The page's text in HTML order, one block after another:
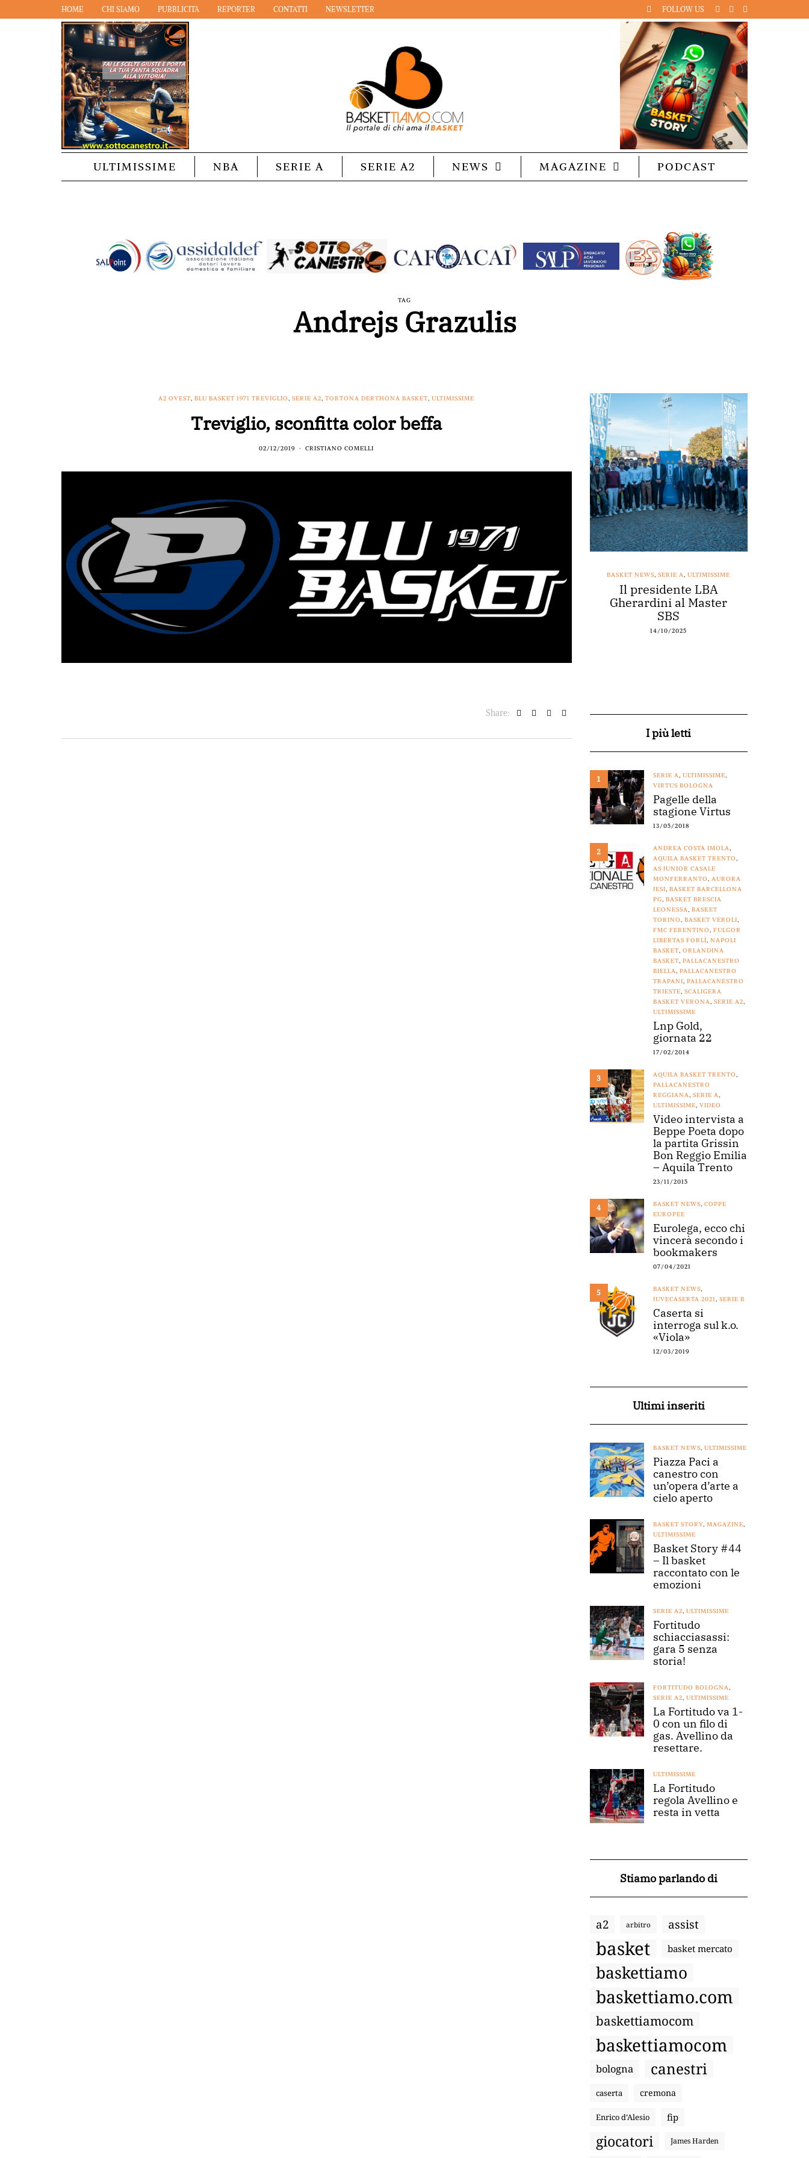
HOME CHI SIAMO PUBBLICITÀ REPORTER CONTATTI NEWSLETTER FOLLOW US
ULTIMISSIME NBA SERIE A SERIE A2 NEWS MAGAZINE PODCAST
TAG
Andrejs Grazulis
A2 OVEST,BLU BASKET 1971 TREVIGLIO,SERIE A2,TORTONA DERTHONA BASKET,ULTIMISSIME
Treviglio, sconfitta color beffa
02/12/2019 CRISTIANO COMELLI
Share:
BASKET TORINO BENEDETTO XIV CENTO,
BERGAMO BASKET 2014
FORLÌ
PALLACANESTRO 2.015
FORTITUDO BOLOGNA
PISTOIA BASKET
ROSETO
SCAFATI BASKET 1969,SCALIGERA
BASKET VERONA,SCANDONE AVELLINO
URANIA MILANO
della stagione 2025-26
BASKET NEWS ULTIMISSIME
Alla Roig Arena di
Valencia arriva «The
Eye»
BASKET NEWS,ULTIMISSIME
Piazza Paci a canestro
con un’opera d’arte a
cielo aperto
BASKET NEWS,SERIE A,ULTIMISSIME
Il presidente LBA
Gherardini al Master
SBS
14/10/2025
I più letti
1 SERIE A, ULTIMISSIME,
VIRTUS BOLOGNA
Pagelle della
stagione Virtus
13/05/2018
2 ANDREA COSTA IMOLA,
AQUILA BASKET TRENTO,
AS JUNIOR CASALE
MONFERRANTO, AURORA
JESI, BASKET BARCELLONA
PG, BASKET BRESCIA
LEONESSA, BASKET
TORINO, BASKET VEROLI,
FMC FERENTINO, FULGOR
LIBERTAS FORLÌ, NAPOLI
BASKET, ORLANDINA
BASKET, PALLACANESTRO
BIELLA, PALLACANESTRO
TRAPANI, PALLACANESTRO
TRIESTE, SCALIGERA
BASKET VERONA, SERIE A2,
ULTIMISSIME
Lnp Gold,
giornata 22
17/02/2014
3 AQUILA BASKET TRENTO,
PALLACANESTRO
REGGIANA, SERIE A,
ULTIMISSIME, VIDEO
Video intervista a
Beppe Poeta dopo
la partita Grissin
Bon Reggio Emilia
– Aquila Trento
23/11/2015
4 BASKET NEWS, COPPE
EUROPEE
Eurolega, ecco chi
vincerà secondo i
bookmakers
07/04/2021
5 BASKET NEWS,
JUVECASERTA 2021, SERIE B
Caserta si
interroga sul k.o.
«Viola»
12/03/2019
Ultimi inseriti
BASKET NEWS, ULTIMISSIME
Piazza Paci a
canestro con
un’opera d’arte a
cielo aperto
BASKET STORY, MAGAZINE,
ULTIMISSIME
Basket Story #44
– Il basket
raccontato con le
emozioni
SERIE A2, ULTIMISSIME
Fortitudo
schiacciasassi:
gara 5 senza
storia!
FORTITUDO BOLOGNA,
SERIE A2, ULTIMISSIME
La Fortitudo va 1-
0 con un filo di
gas. Avellino da
resettare.
ULTIMISSIME
La Fortitudo
regola Avellino e
resta in vetta
Stiamo parlando di
a2 arbitro assist
basket basket mercato
baskettiamo
baskettiamo.com
baskettiamocom
baskettiamocom
bologna canestri
caserta cremona
Enrico d’Alesio fip
giocatori James Harden